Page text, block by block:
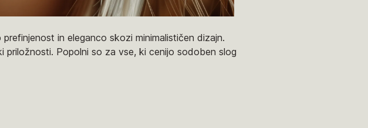
in eleganco skozi minimalističen dizajn.
priložnosti. Popolni so za vse, ki cenijo sodoben slog